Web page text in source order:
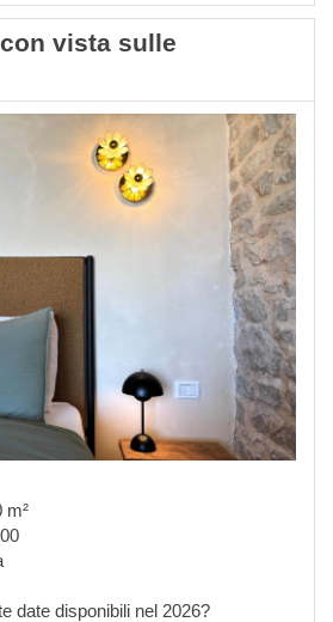
vista sulle
m²
date disponibili nel 2026?